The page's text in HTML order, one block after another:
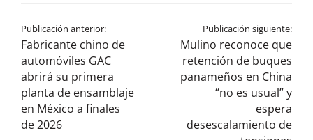
Publicación anterior:
Fabricante chino de
automóviles GAC
abrirá su primera
planta de ensamblaje
en México a finales
de 2026
Publicación siguiente:
Mulino reconoce que
retención de buques
panameños en China
“no es usual” y
espera
desescalamiento de